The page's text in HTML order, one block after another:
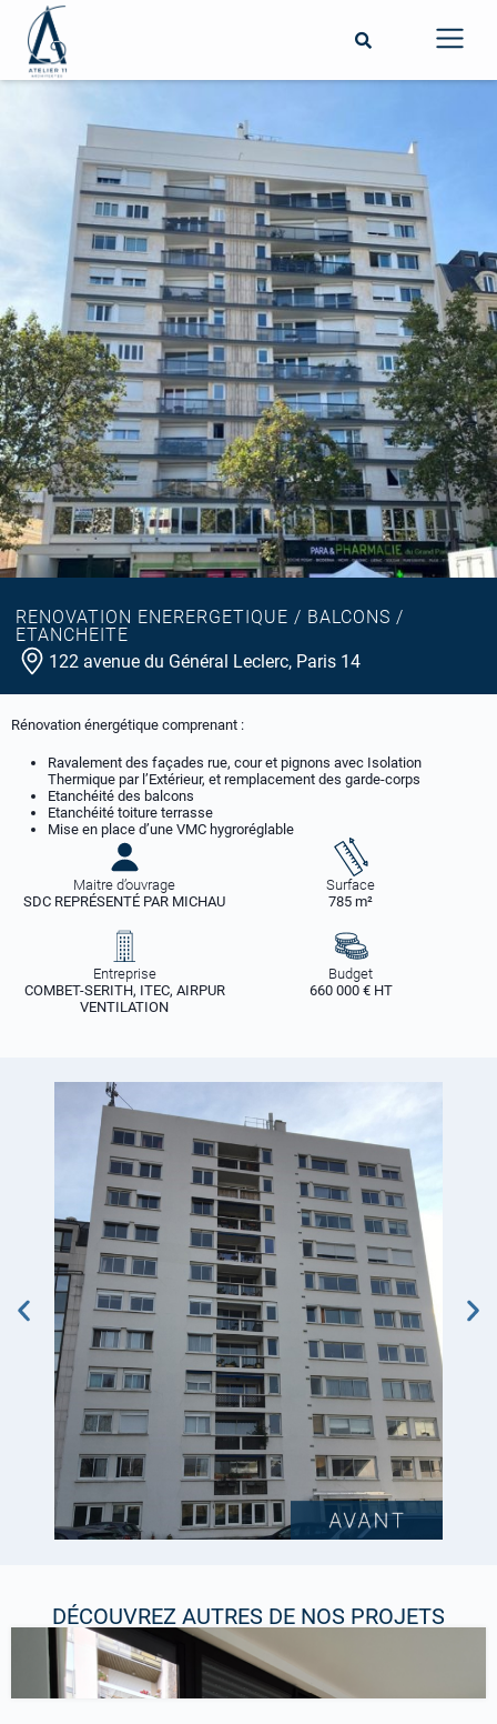
RENOVATION ENERERGETIQUE / BALCONS /
ETANCHEITE
122 avenue du Général Leclerc, Paris 14
Rénovation énergétique comprenant :
Ravalement des façades rue, cour et pignons avec Isolation
Thermique par l’Extérieur, et remplacement des garde-corps
Etanchéité des balcons
Etanchéité toiture terrasse
Mise en place d’une VMC hygroréglable
Maitre d’ouvrage
SDC REPRÉSENTÉ PAR MICHAU
Surface
785 m²
Entreprise
COMBET-SERITH, ITEC, AIRPUR
VENTILATION
Budget
660 000 € HT
DÉCOUVREZ AUTRES DE NOS PROJETS
Travaux intérieurs
Transformation de bureaux